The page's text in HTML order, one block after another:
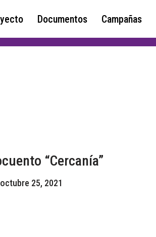
Documentos Campañas
“Cercanía”
octubre 25, 2021